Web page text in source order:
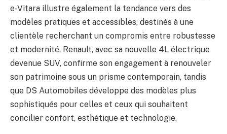
e-Vitara illustre également la tendance vers des
modèles pratiques et accessibles, destinés à une
clientèle recherchant un compromis entre robustesse
et modernité. Renault, avec sa nouvelle 4L électrique
devenue SUV, confirme son engagement à renouveler
son patrimoine sous un prisme contemporain, tandis
que DS Automobiles développe des modèles plus
sophistiqués pour celles et ceux qui souhaitent
concilier confort, esthétique et technologie.